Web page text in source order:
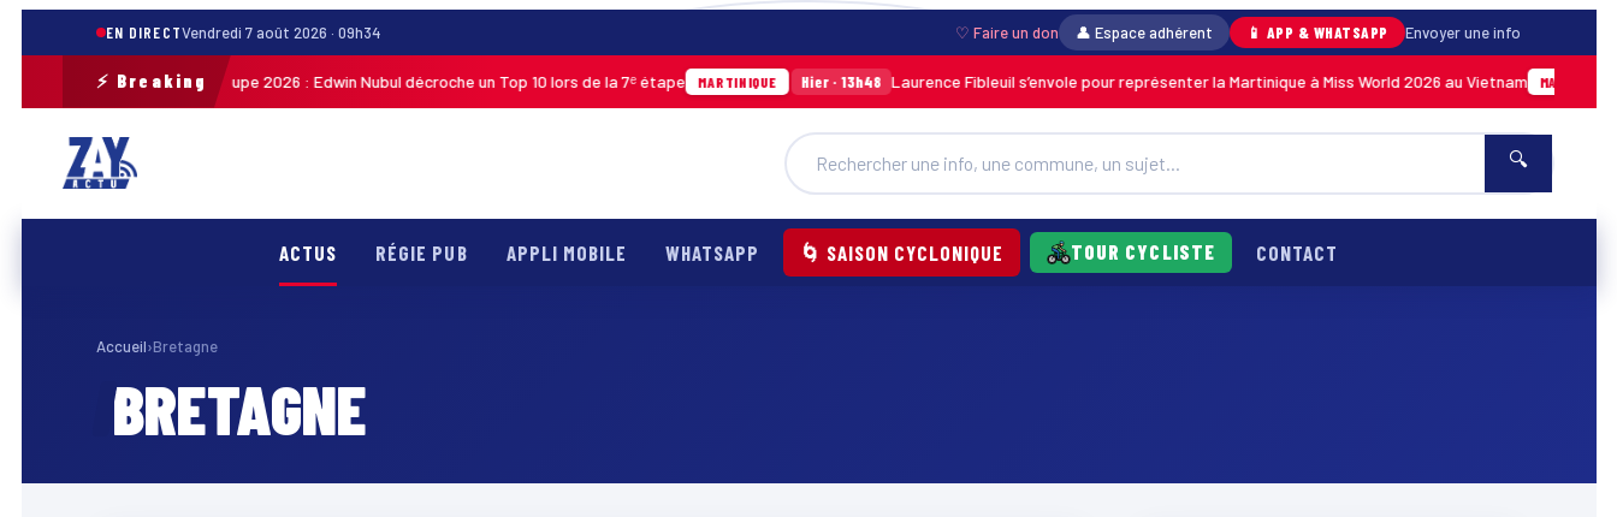
EN DIRECTVendredi 7 août 2026 · 09h34 ♡ Faire un don 👤 Espace adhérent 📱 APP & WHATSAPP Envoyer une info
⚡ Breaking
Tour cycliste de Guadeloupe 2026 : Edwin Nubul décroche un Top 10 lors de la 7ᵉ étape MARTINIQUE Hier · 13h48 Laurence Fibleuil s’envole pour représenter la Martinique à Miss World 2026 au Vietnam MARTINIQUE
🔍
ACTUS RÉGIE PUB APPLI MOBILE WHATSAPP 🌀 SAISON CYCLONIQUE TOUR CYCLISTE CONTACT
Accueil›Bretagne
BRETAGNE